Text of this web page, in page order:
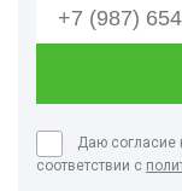
Даю согласие
соответствии с